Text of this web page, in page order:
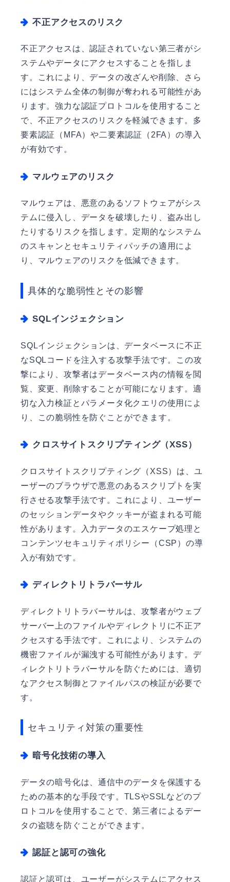
不正アクセスのリスク
不正アクセスは、認証されていない第三者がシ
ステムやデータにアクセスすることを指しま
す。これにより、データの改ざんや削除、さら
にはシステム全体の制御が奪われる可能性があ
ります。強力な認証プロトコルを使用すること
で、不正アクセスのリスクを軽減できます。多
要素認証（MFA）や二要素認証（2FA）の導入
が有効です。
マルウェアのリスク
マルウェアは、悪意のあるソフトウェアがシス
テムに侵入し、データを破壊したり、盗み出し
たりするリスクを指します。定期的なシステム
のスキャンとセキュリティパッチの適用によ
り、マルウェアのリスクを低減できます。
具体的な脆弱性とその影響
SQLインジェクション
SQLインジェクションは、データベースに不正
なSQLコードを注入する攻撃手法です。この攻
撃により、攻撃者はデータベース内の情報を閲
覧、変更、削除することが可能になります。適
切な入力検証とパラメータ化クエリの使用によ
り、この脆弱性を防ぐことができます。
クロスサイトスクリプティング（XSS）
クロスサイトスクリプティング（XSS）は、ユ
ーザーのブラウザで悪意のあるスクリプトを実
行させる攻撃手法です。これにより、ユーザー
のセッションデータやクッキーが盗まれる可能
性があります。入力データのエスケープ処理と
コンテンツセキュリティポリシー（CSP）の導
入が有効です。
ディレクトリトラバーサル
ディレクトリトラバーサルは、攻撃者がウェブ
サーバー上のファイルやディレクトリに不正ア
クセスする手法です。これにより、システムの
機密ファイルが漏洩する可能性があります。デ
ィレクトリトラバーサルを防ぐためには、適切
なアクセス制御とファイルパスの検証が必要で
す。
セキュリティ対策の重要性
暗号化技術の導入
データの暗号化は、通信中のデータを保護する
ための基本的な手段です。TLSやSSLなどのプ
ロトコルを使用することで、第三者によるデー
タの盗聴を防ぐことができます。
認証と認可の強化
認証と認可は、ユーザーがシステムにアクセス